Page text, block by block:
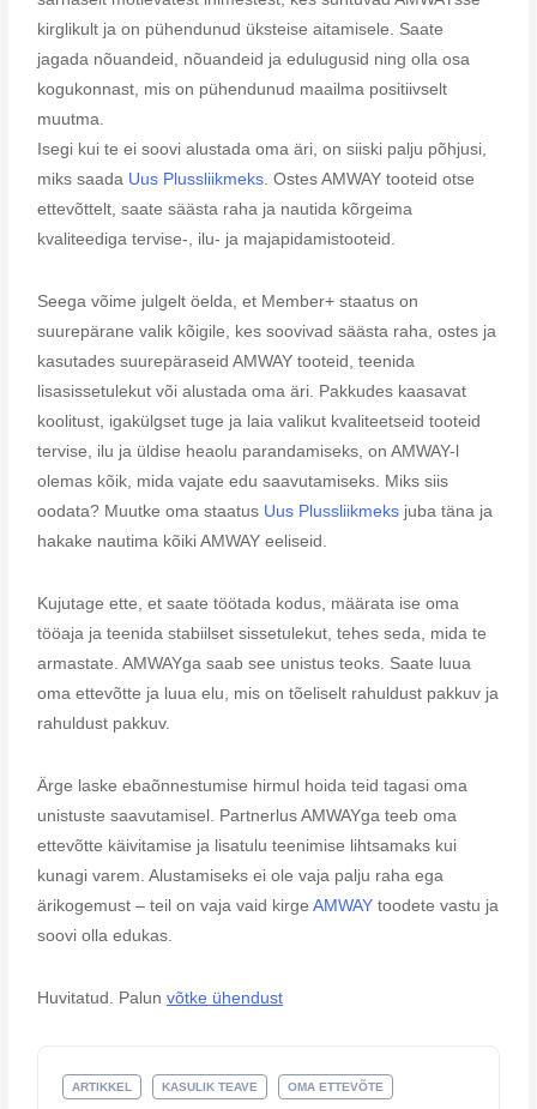
kirglikult ja on pühendunud üksteise aitamisele. Saate
jagada nõuandeid, nõuandeid ja edulugusid ning olla osa
kogukonnast, mis on pühendunud maailma positiivselt
muutma.
Isegi kui te ei soovi alustada oma äri, on siiski palju põhjusi,
miks saada Uus Plussliikmeks. Ostes AMWAY tooteid otse
ettevõttelt, saate säästa raha ja nautida kõrgeima
kvaliteediga tervise-, ilu- ja majapidamistooteid.
Seega võime julgelt öelda, et Member+ staatus on
suurepärane valik kõigile, kes soovivad säästa raha, ostes ja
kasutades suurepäraseid AMWAY tooteid, teenida
lisasissetulekut või alustada oma äri. Pakkudes kaasavat
koolitust, igakülgset tuge ja laia valikut kvaliteetseid tooteid
tervise, ilu ja üldise heaolu parandamiseks, on AMWAY-l
olemas kõik, mida vajate edu saavutamiseks. Miks siis
oodata? Muutke oma staatus Uus Plussliikmeks juba täna ja
hakake nautima kõiki AMWAY eeliseid.
Kujutage ette, et saate töötada kodus, määrata ise oma
tööaja ja teenida stabiilset sissetulekut, tehes seda, mida te
armastate. AMWAYga saab see unistus teoks. Saate luua
oma ettevõtte ja luua elu, mis on tõeliselt rahuldust pakkuv ja
rahuldust pakkuv.
Ärge laske ebaõnnestumise hirmul hoida teid tagasi oma
unistuste saavutamisel. Partnerlus AMWAYga teeb oma
ettevõtte käivitamise ja lisatulu teenimise lihtsamaks kui
kunagi varem. Alustamiseks ei ole vaja palju raha ega
ärikogemust – teil on vaja vaid kirgeAMWAY toodete vastu ja
soovi olla edukas.
Huvitatud. Palunvõtke ühendust
ARTIKKEL KASULIK TEAVE OMA ETTEVÕTE